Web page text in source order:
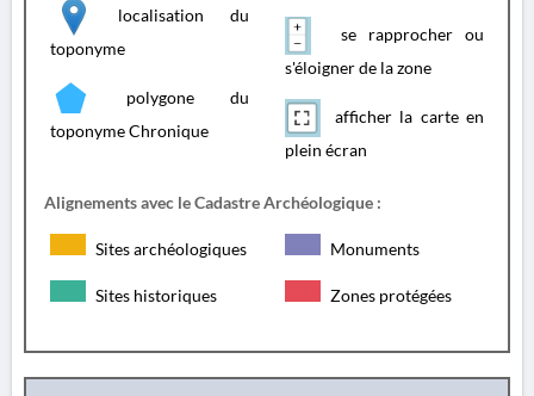
localisation du
toponyme
polygone du
toponyme Chronique
se rapprocher ou
s'éloigner de la zone
afficher la carte en
plein écran
Alignements avec le Cadastre Archéologique :
Sites archéologiques Monuments
Sites historiques Zones protégées